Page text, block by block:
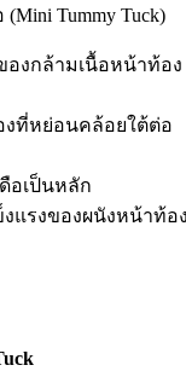
Tummy Tuck)
งกล้ามเนื้อหน้าท้อง
ที่หย่อนคล้อยใต้ต่อ
อเป็นหลัก
แรงของผนังหน้าท้อ